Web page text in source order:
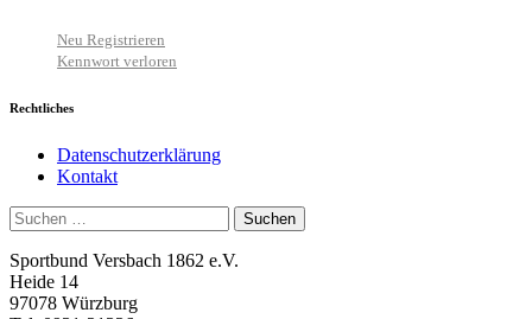
Neu Registrieren
Kennwort verloren
Rechtliches
Datenschutzerklärung
Kontakt
Suchen
nach:
Sportbund Versbach 1862 e.V.
Heide 14
97078 Würzburg